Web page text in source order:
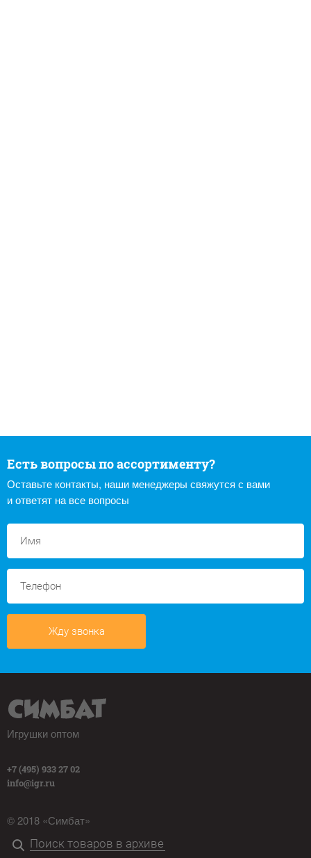
Есть вопросы по ассортименту?
Оставьте контакты, наши менеджеры свяжутся с вами
и ответят на все вопросы
Жду звонка
Игрушки оптом
+7 (495) 933 27 02
info@igr.ru
© 2018 «Симбат»